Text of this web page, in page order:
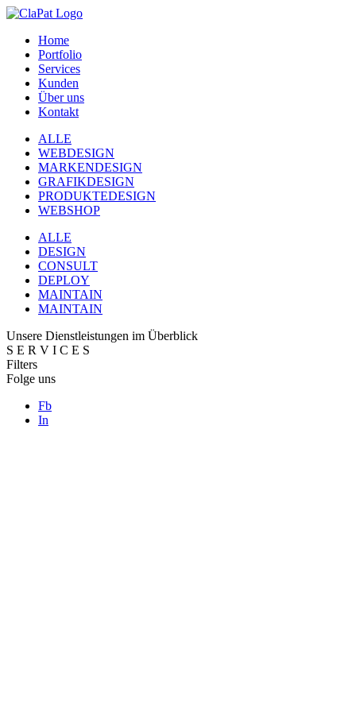
Home
Portfolio
Services
Kunden
Über uns
Kontakt
ALLE
WEBDESIGN
MARKENDESIGN
GRAFIKDESIGN
PRODUKTEDESIGN
WEBSHOP
ALLE
DESIGN
CONSULT
DEPLOY
MAINTAIN
MAINTAIN
Unsere Dienstleistungen im Überblick
S E R V I C E S
Filters
Folge uns
Fb
In